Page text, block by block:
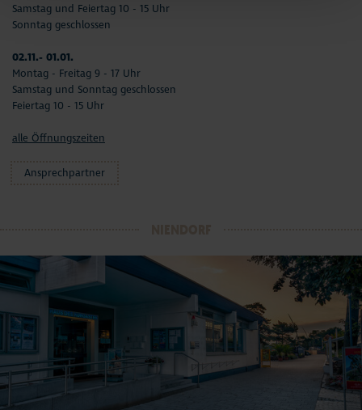
Samstag und Feiertag 10 - 15 Uhr
Sonntag geschlossen
02.11.- 01.01.
Montag - Freitag 9 - 17 Uhr
Samstag und Sonntag geschlossen
Feiertag 10 - 15 Uhr
alle Öffnungszeiten
Ansprechpartner